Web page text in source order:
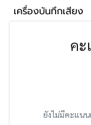
เครื่องบันทึกเสียง
คะ
ยังไม่มีคะแน